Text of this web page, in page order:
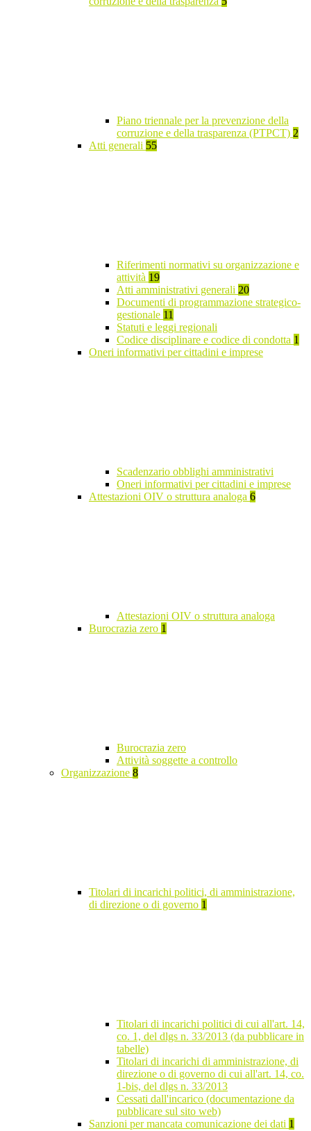
Piano triennale per la prevenzione della
corruzione e della trasparenza (PTPCT) 2
Atti generali 55
Riferimenti normativi su organizzazione e
attività 19
Atti amministrativi generali 20
Documenti di programmazione strategico-
gestionale 11
Statuti e leggi regionali
Codice disciplinare e codice di condotta 1
Oneri informativi per cittadini e imprese
Scadenzario obblighi amministrativi
Oneri informativi per cittadini e imprese
Attestazioni OIV o struttura analoga 6
Attestazioni OIV o struttura analoga
Burocrazia zero 1
Burocrazia zero
Attività soggette a controllo
Organizzazione 8
Titolari di incarichi politici, di amministrazione,
di direzione o di governo 1
Titolari di incarichi politici di cui all'art. 14,
co. 1, del dlgs n. 33/2013 (da pubblicare in
tabelle)
Titolari di incarichi di amministrazione, di
direzione o di governo di cui all'art. 14, co.
1-bis, del dlgs n. 33/2013
Cessati dall'incarico (documentazione da
pubblicare sul sito web)
Sanzioni per mancata comunicazione dei dati 1